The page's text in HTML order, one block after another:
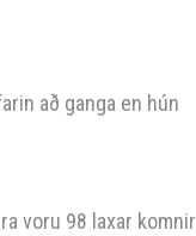
að ganga en hún
voru 98 laxar komnir